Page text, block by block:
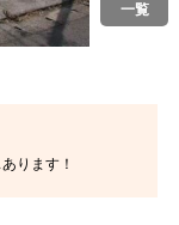
一覧
ります！